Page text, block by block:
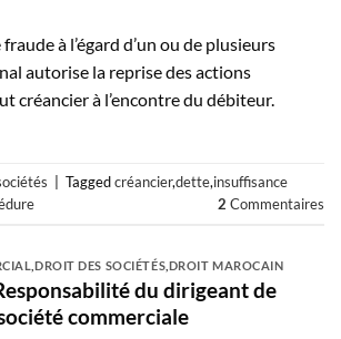
à l’égard d’un ou de plusieurs
autorise la reprise des actions
créancier à l’encontre du débiteur.
Taggedcréancier,dette,insuffisance
2 Commentaires
,DROIT DES SOCIÉTÉS DROIT MAROCAIN
du dirigeant de
commerciale